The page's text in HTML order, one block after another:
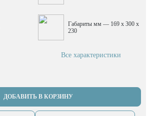
Габариты мм — 169 x 300 x
230
Все характеристики
ДОБАВИТЬ В КОРЗИНУ